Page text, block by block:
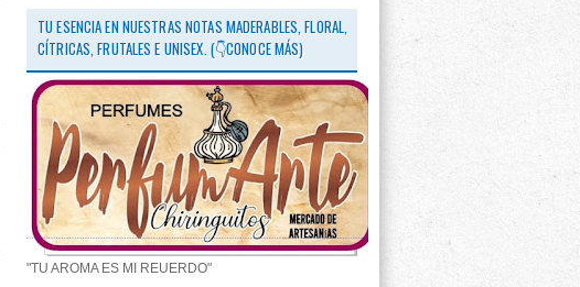
TU ESENCIA EN NUESTRAS NOTAS MADERABLES, FLORAL,
CÍTRICAS, FRUTALES E UNISEX. (👇CONOCE MÁS)
"TU AROMA ES MI REUERDO"